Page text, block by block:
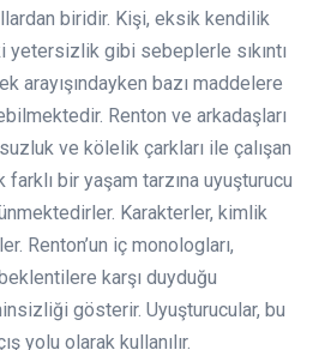
biridir. Kişi, eksik kendilik
yetersizlik gibi sebeplerle sıkıntı
arayışındayken bazı maddelere
Renton ve arkadaşları
ve kölelik çarkları ile çalışan
bir yaşam tarzına uyuşturucu
Karakterler, kimlik
Renton’un iç monologları,
karşı duyduğu
gösterir. Uyuşturucular, bu
yolu olarak kullanılır.